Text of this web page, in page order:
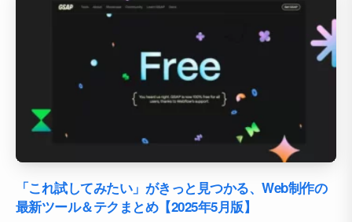
「これ試してみたい」がきっと見つかる、Web制作の
最新ツール＆テクまとめ【2025年5月版】